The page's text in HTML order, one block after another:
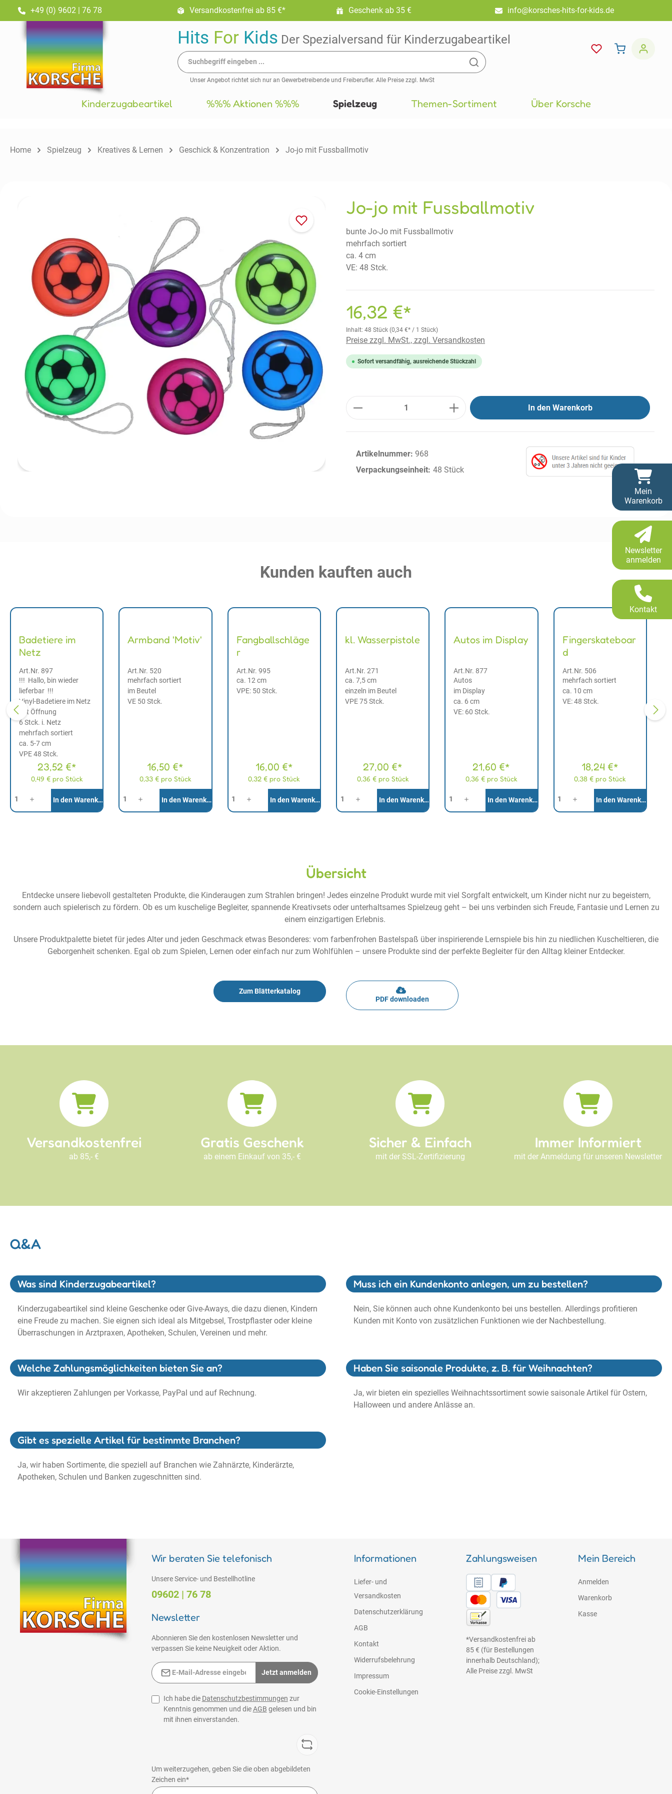
springen
+49 (0) 9602 | 76 78 Versandkostenfrei ab 85 €* Geschenk ab 35 € info@korsches-hits-for-kids.de
Hits For Kids Der Spezialversand für Kinderzugabeartikel
Unser Angebot richtet sich nur an Gewerbetreibende und Freiberufler. Alle Preise zzgl. MwSt
Kinderzugabeartikel %%% Aktionen %%% Spielzeug Themen-Sortiment Über Korsche
Home Spielzeug Kreatives & Lernen Geschick & Konzentration Jo-jo mit Fussballmotiv
Jo-jo mit Fussballmotiv
bunte Jo-Jo mit Fussballmotiv
mehrfach sortiert
ca. 4 cm
VE: 48 Stck.
16,32 €*
Inhalt: 48 Stück (0,34 €* / 1 Stück)
Preise zzgl. MwSt., zzgl. Versandkosten
Sofort versandfähig, ausreichende Stückzahl
In den Warenkorb
Artikelnummer: 968
Verpackungseinheit: 48 Stück
Kunden kauften auch
Badetiere im
Netz
Art.Nr. 897
!!! Hallo, bin wieder
lieferbar !!!
Vinyl-Badetiere im Netz
mit Öffnung
6 Stck. i. Netz
mehrfach sortiert
ca. 5-7 cm
VPE 48 Stck.
0,49 € pro Stück
23,52 €*
Anzahl
In den Warenkorb
Armband 'Motiv'
Art.Nr. 520
mehrfach sortiert
im Beutel
VE 50 Stck.
0,33 € pro Stück
16,50 €*
Anzahl
In den Warenkorb
Fangballschläge
r
Art.Nr. 995
ca. 12 cm
VPE: 50 Stck.
0,32 € pro Stück
16,00 €*
Anzahl
In den Warenkorb
kl. Wasserpistole
Art.Nr. 271
ca. 7,5 cm
einzeln im Beutel
VPE 75 Stck.
0,36 € pro Stück
27,00 €*
Anzahl
In den Warenkorb
Autos im Display
Art.Nr. 877
Autos
im Display
ca. 6 cm
VE: 60 Stck.
0,36 € pro Stück
21,60 €*
Anzahl
In den Warenkorb
Fingerskateboar
d
Art.Nr. 506
mehrfach sortiert
ca. 10 cm
VE: 48 Stck.
0,38 € pro Stück
18,24 €*
Anzahl
In den Warenkorb
Übersicht
Entdecke unsere liebevoll gestalteten Produkte, die Kinderaugen zum Strahlen bringen! Jedes einzelne Produkt wurde mit viel Sorgfalt entwickelt, um Kinder nicht nur zu begeistern,
sondern auch spielerisch zu fördern. Ob es um kuschelige Begleiter, spannende Kreativsets oder unterhaltsames Spielzeug geht – bei uns verbinden sich Freude, Fantasie und Lernen zu
einem einzigartigen Erlebnis.
Unsere Produktpalette bietet für jedes Alter und jeden Geschmack etwas Besonderes: vom farbenfrohen Bastelspaß über inspirierende Lernspiele bis hin zu niedlichen Kuscheltieren, die
Geborgenheit schenken. Egal ob zum Spielen, Lernen oder einfach nur zum Wohlfühlen – unsere Produkte sind der perfekte Begleiter für den Alltag kleiner Entdecker.
Zum Blätterkatalog
PDF downloaden
Versandkostenfrei
ab 85,- €
Gratis Geschenk
ab einem Einkauf von 35,- €
Sicher & Einfach
mit der SSL-Zertifizierung
Immer Informiert
mit der Anmeldung für unseren Newsletter
Q&A
Was sind Kinderzugabeartikel?
Kinderzugabeartikel sind kleine Geschenke oder Give-Aways, die dazu dienen, Kindern
eine Freude zu machen. Sie eignen sich ideal als Mitgebsel, Trostpflaster oder kleine
Überraschungen in Arztpraxen, Apotheken, Schulen, Vereinen und mehr.
Muss ich ein Kundenkonto anlegen, um zu bestellen?
Nein, Sie können auch ohne Kundenkonto bei uns bestellen. Allerdings profitieren
Kunden mit Konto von zusätzlichen Funktionen wie der Nachbestellung.
Welche Zahlungsmöglichkeiten bieten Sie an?
Wir akzeptieren Zahlungen per Vorkasse, PayPal und auf Rechnung.
Haben Sie saisonale Produkte, z. B. für Weihnachten?
Ja, wir bieten ein spezielles Weihnachtssortiment sowie saisonale Artikel für Ostern,
Halloween und andere Anlässe an.
Gibt es spezielle Artikel für bestimmte Branchen?
Ja, wir haben Sortimente, die speziell auf Branchen wie Zahnärzte, Kinderärzte,
Apotheken, Schulen und Banken zugeschnitten sind.
Mein
Warenkorb
Newsletter
anmelden
Kontakt
Wir beraten Sie telefonisch
Unsere Service- und Bestellhotline
09602 | 76 78
Newsletter
Abonnieren Sie den kostenlosen Newsletter und
verpassen Sie keine Neuigkeit oder Aktion.
E-Mail-Adresse*
Jetzt anmelden
Ich habe die Datenschutzbestimmungen zur
Kenntnis genommen und dieAGB gelesen und bin
mit ihnen einverstanden.
Um weiterzugehen, geben Sie die oben abgebildeten
Zeichen ein*
Informationen
Liefer- und
Versandkosten
Datenschutzerklärung
AGB
Kontakt
Widerrufsbelehrung
Impressum
Cookie-Einstellungen
Zahlungsweisen
*Versandkostenfrei ab
85 € (für Bestellungen
innerhalb Deutschland);
Alle Preise zzgl. MwSt
Mein Bereich
Anmelden
Warenkorb
Kasse